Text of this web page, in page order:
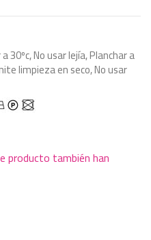
30ºc, No usar lejía, Planchar a
limpieza en seco, No usar
producto también han